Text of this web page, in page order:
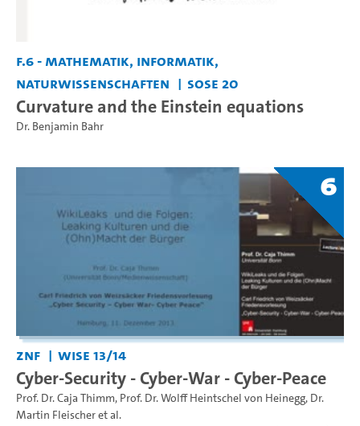
F.6 - Mathematik, Informatik,
Naturwissenschaften
SoSe 20
Curvature and the Einstein equations
Dr. Benjamin Bahr
6
ZNF WiSe 13/14
Cyber-Security - Cyber-War - Cyber-Peace
Prof. Dr. Caja Thimm, Prof. Dr. Wolff Heintschel von Heinegg, Dr.
Martin Fleischeret al.